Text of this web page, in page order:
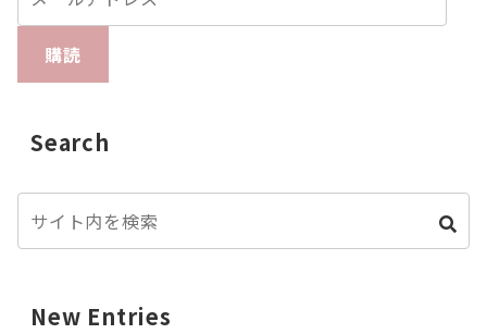
購読
Search
New Entries